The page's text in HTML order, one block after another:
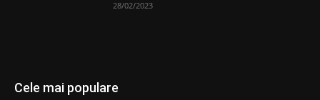
28/02/2023
Cele mai populare